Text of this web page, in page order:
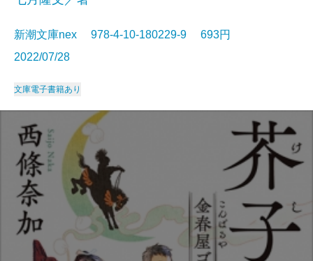
新潮文庫nex 978-4-10-180229-9 693円
2022/07/28
文庫電子書籍あり